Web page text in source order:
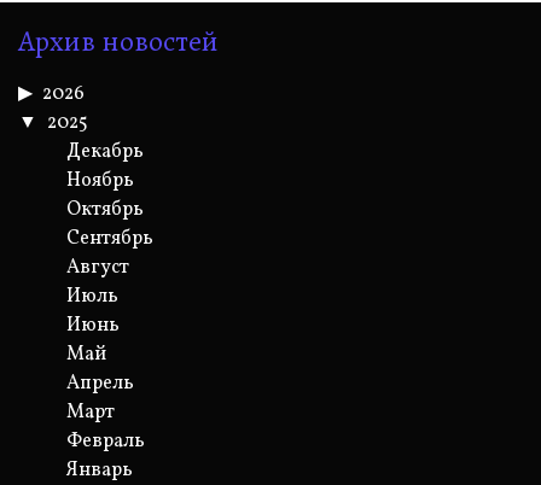
Архив новостей
2026
2025
Декабрь
Ноябрь
Октябрь
Сентябрь
Август
Июль
Июнь
Май
Апрель
Март
Февраль
Январь